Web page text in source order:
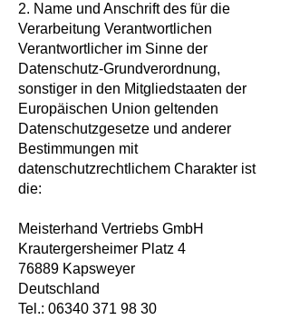
2. Name und Anschrift des für die
Verarbeitung Verantwortlichen
Verantwortlicher im Sinne der
Datenschutz-Grundverordnung,
sonstiger in den Mitgliedstaaten der
Europäischen Union geltenden
Datenschutzgesetze und anderer
Bestimmungen mit
datenschutzrechtlichem Charakter ist
die:
Meisterhand Vertriebs GmbH
Krautergersheimer Platz 4
76889 Kapsweyer
Deutschland
Tel.: 06340 371 98 30